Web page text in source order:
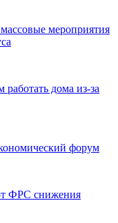
мероприятия
дома из-за
форум
ФРС снижения